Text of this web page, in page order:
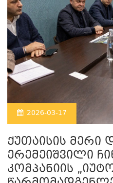
2026-03-17
ქუთაისის მერი
ერემეიშვილი
კომპანიის